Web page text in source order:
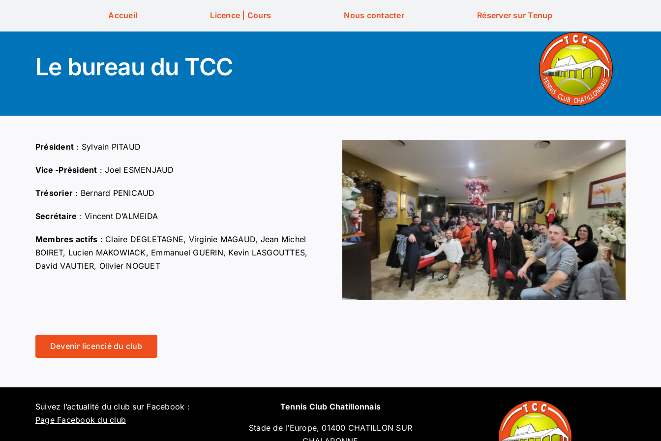
content
Accueil Licence | Cours Nous contacter Réserver sur Tenup
Le bureau du TCC
Président : Sylvain PITAUD
Vice -Président : Joel ESMENJAUD
Trésorier : Bernard PENICAUD
Secrétaire : Vincent D’ALMEIDA
Membres actifs : Claire DEGLETAGNE, Virginie MAGAUD, Jean Michel
BOIRET, Lucien MAKOWIACK, Emmanuel GUERIN, Kevin LASGOUTTES,
David VAUTIER, Olivier NOGUET
Devenir licencié du club
Suivez l’actualité du club sur Facebook :
Page Facebook du club
Tennis Club Chatillonnais
Stade de l’Europe, 01400 CHATILLON SUR